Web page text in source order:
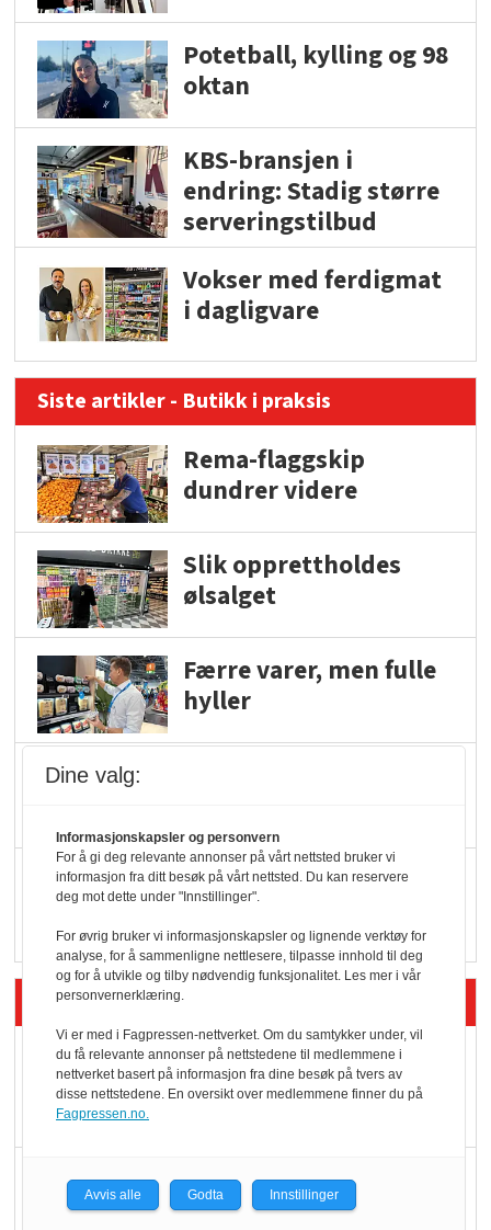
Potetball, kylling og 98
oktan
KBS-bransjen i
endring: Stadig større
serveringstilbud
Vokser med ferdigmat
i dagligvare
Siste artikler - Butikk i praksis
Rema-flaggskip
dundrer videre
Slik opprettholdes
ølsalget
Færre varer, men fulle
hyller
Q passerte 1 milliard i
Rema i 2025
Siste artikler - Økologisk
Kolonihagens norske
yoghurt: Trues av
Marit Kolby vant
Økologisk Norge sin
Dine valg:
Informasjonskapsler og personvern
For å gi deg relevante annonser på vårt nettsted bruker vi
informasjon fra ditt besøk på vårt nettsted. Du kan reservere
deg mot dette under "Innstillinger".
For øvrig bruker vi informasjonskapsler og lignende verktøy for
analyse, for å sammenligne nettlesere, tilpasse innhold til deg
og for å utvikle og tilby nødvendig funksjonalitet. Les mer i vår
personvernerklæring.
Vi er med i Fagpressen-nettverket. Om du samtykker under, vil
du få relevante annonser på nettstedene til medlemmene i
nettverket basert på informasjon fra dine besøk på tvers av
disse nettstedene. En oversikt over medlemmene finner du på
Fagpressen.no.
Avvis alle Godta Innstillinger